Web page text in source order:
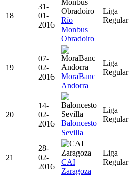
18
31-
01-
2016
Río
Monbus
Obradoiro
Liga
Regular
19
07-
02-
2016
MoraBanc
Andorra
Liga
Regular
20
14-
02-
2016
Baloncesto
Sevilla
Liga
Regular
21
28-
02-
2016
CAI
Zaragoza
Liga
Regular